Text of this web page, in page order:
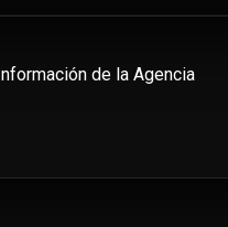
Información de la Agencia